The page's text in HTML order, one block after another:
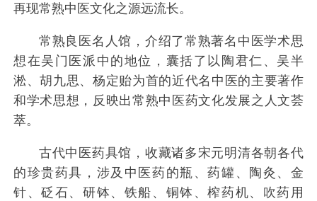
再现常熟中医文化之源远流长。
常熟良医名人馆，介绍了常熟著名中医学术思
想在吴门医派中的地位，囊括了以陶君仁、吴半
淞、胡九思、杨定贻为首的近代名中医的主要著作
和学术思想，反映出常熟中医药文化发展之人文荟
萃。
古代中医药具馆，收藏诸多宋元明清各朝各代
的珍贵药具，涉及中医药的瓶、药罐、陶灸、金
针、砭石、研钵、铁船、铜钵、榨药机、吹药用